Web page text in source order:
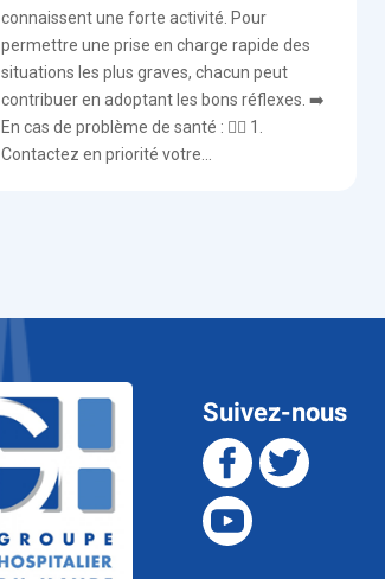
connaissent une forte activité. Pour
permettre une prise en charge rapide des
situations les plus graves, chacun peut
contribuer en adoptant les bons réflexes. ➡️
En cas de problème de santé : 👨‍⚕️ 1.
Contactez en priorité votre...
Suivez-nous